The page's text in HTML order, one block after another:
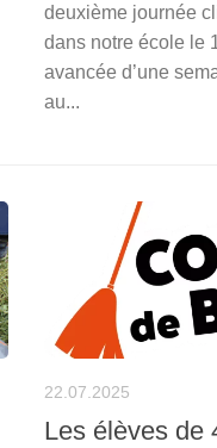
deuxième journée
dans notre école le
avancée d’une
au...
22.07.2025
Les élèves de